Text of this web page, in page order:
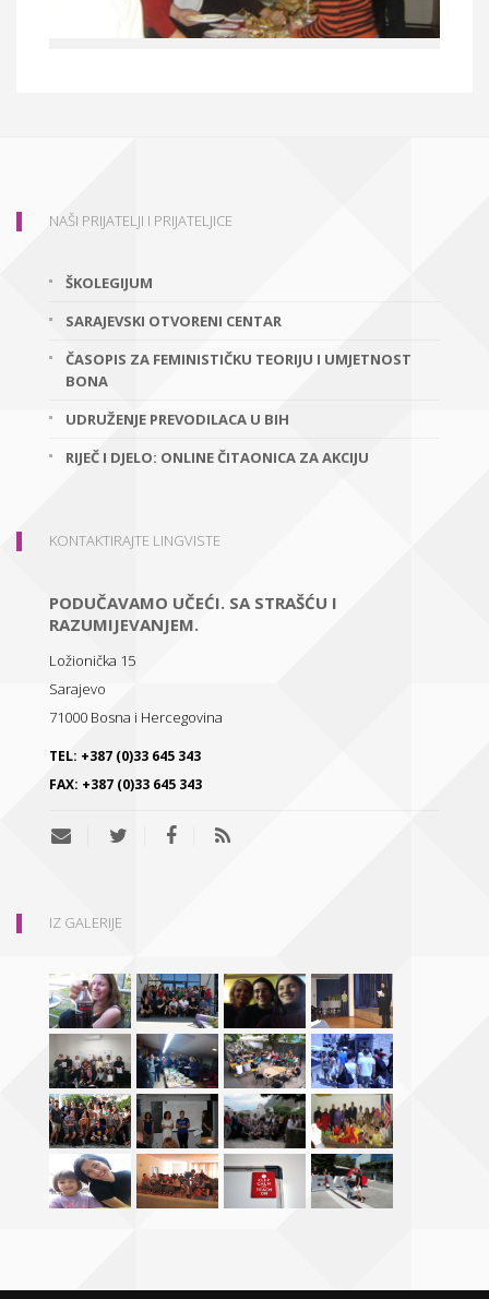
NAŠI PRIJATELJI I PRIJATELJICE
ŠKOLEGIJUM
SARAJEVSKI OTVORENI CENTAR
ČASOPIS ZA FEMINISTIČKU TEORIJU I UMJETNOST
BONA
UDRUŽENJE PREVODILACA U BIH
RIJEČ I DJELO: ONLINE ČITAONICA ZA AKCIJU
KONTAKTIRAJTE LINGVISTE
PODUČAVAMO UČEĆI. SA STRAŠĆU I
RAZUMIJEVANJEM.
Ložionička 15
Sarajevo
71000 Bosna i Hercegovina
TEL: +387 (0)33 645 343
FAX: +387 (0)33 645 343
IZ GALERIJE